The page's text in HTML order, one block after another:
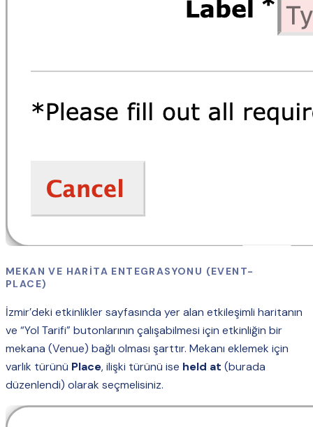
MEKAN VE HARITA ENTEGRASYONU (EVENT-
PLACE)
İzmir’deki etkinlikler sayfasında yer alan etkileşimli haritanın
ve “Yol Tarifi” butonlarının çalışabilmesi için etkinliğin bir
mekana (Venue) bağlı olması şarttır. Mekanı eklemek için
varlık türünü Place, ilişki türünü ise held at (burada
düzenlendi) olarak seçmelisiniz.